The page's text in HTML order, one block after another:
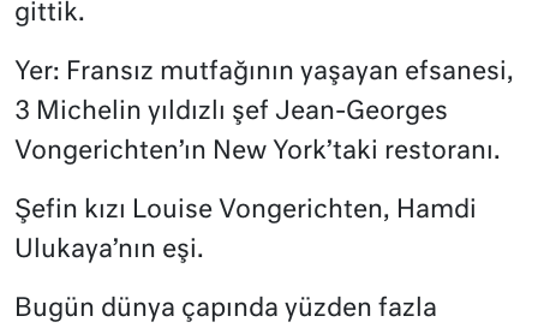
gittik.
Yer: Fransız mutfağının yaşayan efsanesi,
3 Michelin yıldızlı şef Jean-Georges
Vongerichten’ın New York’taki restoranı.
Şefin kızı Louise Vongerichten, Hamdi
Ulukaya’nın eşi.
Bugün dünya çapında yüzden fazla